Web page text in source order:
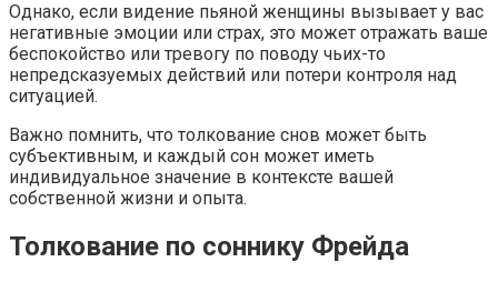
Однако, если видение пьяной женщины вызывает у вас
негативные эмоции или страх, это может отражать ваше
беспокойство или тревогу по поводу чьих-то
непредсказуемых действий или потери контроля над
ситуацией.
Важно помнить, что толкование снов может быть
субъективным, и каждый сон может иметь
индивидуальное значение в контексте вашей
собственной жизни и опыта.
Толкование по соннику Фрейда